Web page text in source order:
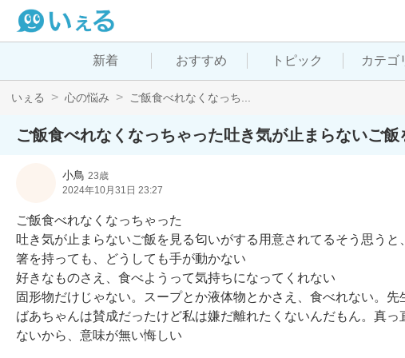
新着 おすすめ トピック カテゴ
いぇる 心の悩み ご飯食べれなくなっち...
ご飯食べれなくなっちゃった吐き気が止まらないご
小鳥 23歳
2024年10月31日 23:27
ご飯食べれなくなっちゃった
吐き気が止まらないご飯を見る匂いがする用意されてるそう思うと
箸を持っても、どうしても手が動かない
好きなものさえ、食べようって気持ちになってくれない
固形物だけじゃない。スープとか液体物とかさえ、食べれない。先
ばあちゃんは賛成だったけど私は嫌だ離れたくないんだもん。真
ないから、意味が無い悔しい